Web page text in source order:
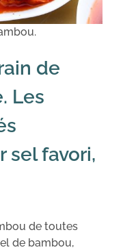
de
Les
sel favori,
de toutes
de bambou,